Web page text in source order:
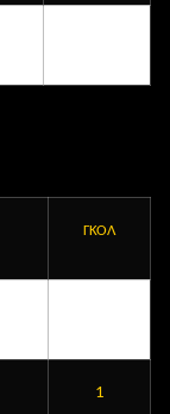
ΓΚΟΛ
1